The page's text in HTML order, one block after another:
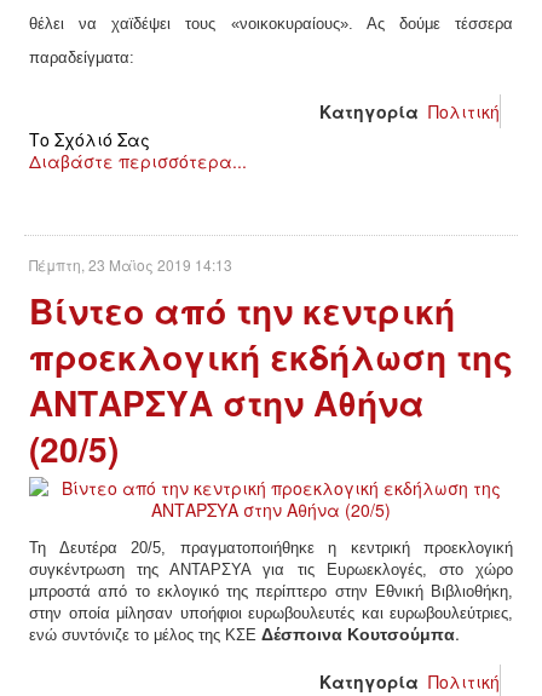
θέλει να χαϊδέψει τους «νοικοκυραίους». Ας δούμε τέσσερα
παραδείγματα:
Κατηγορία Πολιτική
Το Σχόλιό Σας
Διαβάστε περισσότερα...
Πέμπτη, 23 Μαϊος 2019 14:13
Βίντεο από την κεντρική
προεκλογική εκδήλωση της
ΑΝΤΑΡΣΥΑ στην Αθήνα
(20/5)
Τη Δευτέρα 20/5, πραγματοποιήθηκε η κεντρική προεκλογική
συγκέντρωση της ΑΝΤΑΡΣΥΑ για τις Ευρωεκλογές, στο χώρο
μπροστά από το εκλογικό της περίπτερο στην Εθνική Βιβλιοθήκη,
στην οποία μίλησαν υποήφιοι ευρωβουλευτές και ευρωβουλεύτριες,
ενώ συντόνιζε το μέλος της ΚΣΕ Δέσποινα Κουτσούμπα.
Κατηγορία Πολιτική